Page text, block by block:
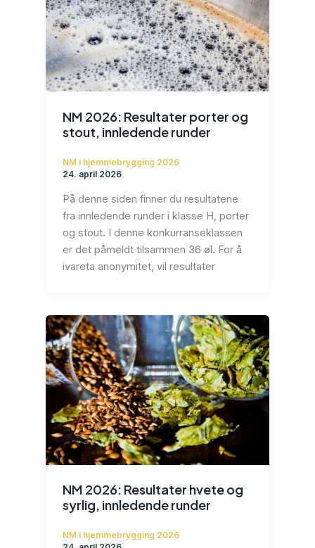
NM 2026: Resultater porter og
stout, innledende runder
NM i hjemmebrygging 2026
24. april 2026
På denne siden finner du resultatene
fra innledende runder i klasse H, porter
og stout. I denne konkurranseklassen
er det påmeldt tilsammen 36 øl. For å
ivareta anonymitet, vil resultater
NM 2026: Resultater hvete og
syrlig, innledende runder
NM i hjemmebrygging 2026